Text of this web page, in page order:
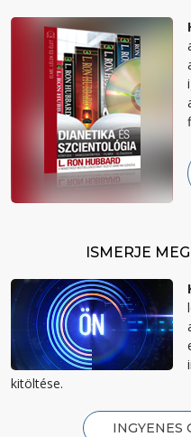
ISMERJE
kitöltése.
INGYENES